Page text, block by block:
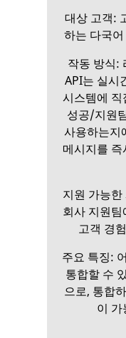
대상 고객:
하는 다국
작동 방식:
API는 실시
시스템에 직
성공/지원
사용하는지
메시지를
지원 가능
회사 지원
고객 경
주요 특징:
통합할 수
으로, 통합
이 가